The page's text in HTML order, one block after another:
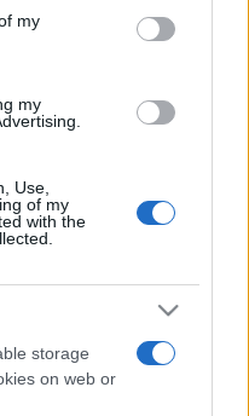
my
my
Use,
of my
with the
storage
on web or
aki két darabban
híressé vált zenéjét
nem először lépett fel a
is ő volt a meghívott
óta nagy
Gábor elmondása
hogy a zenekar
meglepőt nyújtani a